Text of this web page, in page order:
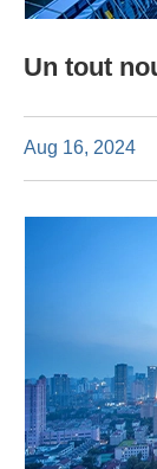
Un tout
Aug 16, 2024